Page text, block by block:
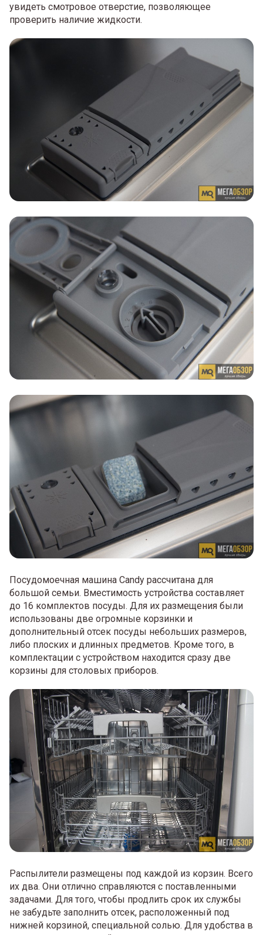
увидеть смотровое отверстие, позволяющее
проверить наличие жидкости.
Посудомоечная машина Candy рассчитана для
большой семьи. Вместимость устройства составляет
до 16 комплектов посуды. Для их размещения были
использованы две огромные корзинки и
дополнительный отсек посуды небольших размеров,
либо плоских и длинных предметов. Кроме того, в
комплектации с устройством находится сразу две
корзины для столовых приборов.
Распылители размещены под каждой из корзин. Всего
их два. Они отлично справляются с поставленными
задачами. Для того, чтобы продлить срок их службы
не забудьте заполнить отсек, расположенный под
нижней корзиной, специальной солью. Для удобства в